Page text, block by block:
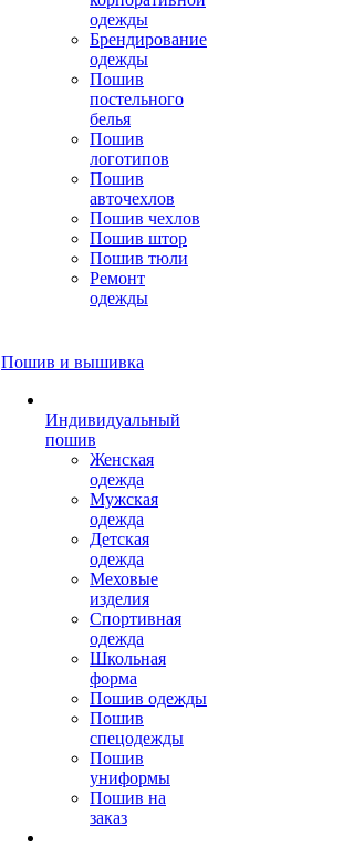
одежды
Брендирование
одежды
Пошив
постельного
белья
Пошив
логотипов
Пошив
авточехлов
Пошив чехлов
Пошив штор
Пошив тюли
Ремонт
одежды
Пошив и вышивка
Индивидуальный
пошив
Женская
одежда
Мужская
одежда
Детская
одежда
Меховые
изделия
Спортивная
одежда
Школьная
форма
Пошив одежды
Пошив
спецодежды
Пошив
униформы
Пошив на
заказ